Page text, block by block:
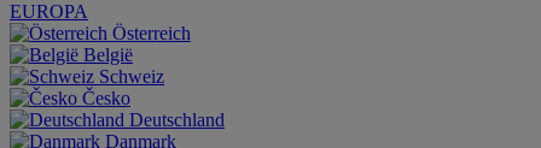
EUROPA
Österreich
België
Schweiz
Česko
Deutschland
Danmark